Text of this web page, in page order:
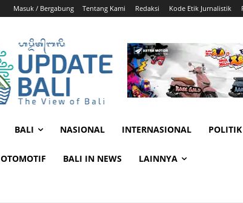
Masuk / Bergabung Tentang Kami Redaksi Kode Etik Jurnalistik
BALI NASIONAL INTERNASIONAL POLITIK
OTOMOTIF BALI IN NEWS LAINNYA